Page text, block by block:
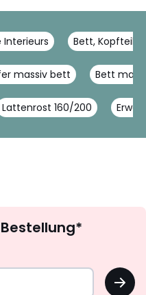
Interieurs Bett, Kopfteil -
massiv bett Bett
Lattenrost 160/200
OK